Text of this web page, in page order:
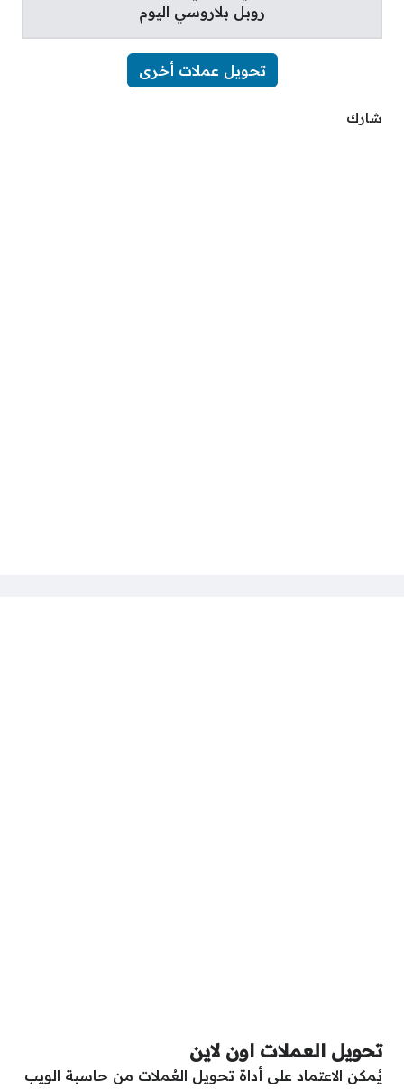
روبل بلاروسي اليوم
تحويل عملات أخرى
شارك
تحويل العملات اون لاين
يُمكن الاعتماد على أداة تحويل العُملات من حاسبة الويب